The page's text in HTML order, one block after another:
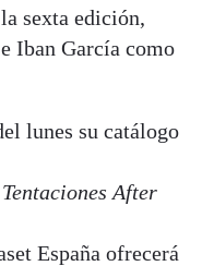
sexta edición,
Iban García como
lunes su catálogo
Tentaciones After
España ofrecerá